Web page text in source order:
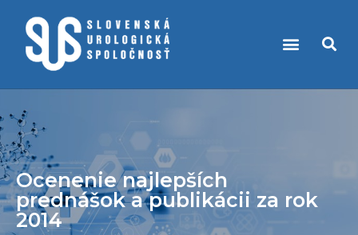
Ocenenie najlepších
prednášok a publikácii za rok
2014